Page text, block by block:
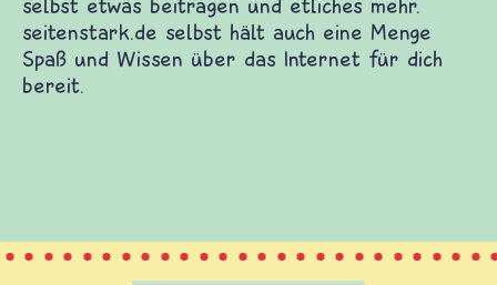
Dort warten Spiele und Filme auf
Themen. Du kannst dich mit anderen Kindern
und etliches mehr. seitenstark.de selbst